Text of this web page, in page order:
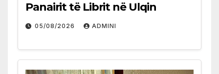
Panairit të Librit në Ulqin
05/08/2026 ADMINI